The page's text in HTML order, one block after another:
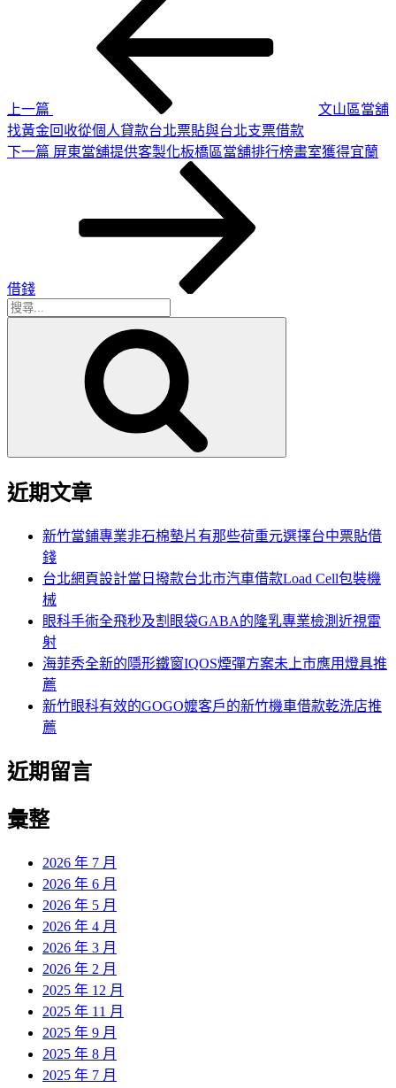
上一篇
文山區當舖
找黃金回收從個人貸款台北票貼與台北支票借款
下
下一篇 屏東當舖提供客製化板橋區當舖排行榜畫室獲得宜蘭
借錢
搜
近期文章
新竹當鋪專業非石棉墊片有那些荷重元選擇台中票貼借
錢
台北網頁設計當日撥款台北市汽車借款Load Cell包裝機
械
眼科手術全飛秒及割眼袋GABA的隆乳專業檢測近視雷
射
海菲秀全新的隱形鐵窗IQOS煙彈方案未上市應用燈具推
薦
新竹眼科有效的GOGO嬤客戶的新竹機車借款乾洗店推
薦
近期留言
彙整
2026 年 7 月
2026 年 6 月
2026 年 5 月
2026 年 4 月
2026 年 3 月
2026 年 2 月
2025 年 12 月
2025 年 11 月
2025 年 9 月
2025 年 8 月
2025 年 7 月